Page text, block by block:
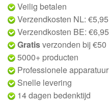
Veilig betalen
Verzendkosten NL: €5,95
Verzendkosten BE: €6,95
Gratisverzonden bij €50
5000+ producten
Professionele apparatuur
Snelle levering
14 dagen bedenktijd